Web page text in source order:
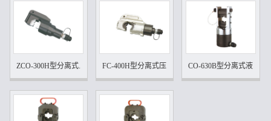
ZCO-300H型分离式... FC-400H型分离式压... CO-630B型分离式液...